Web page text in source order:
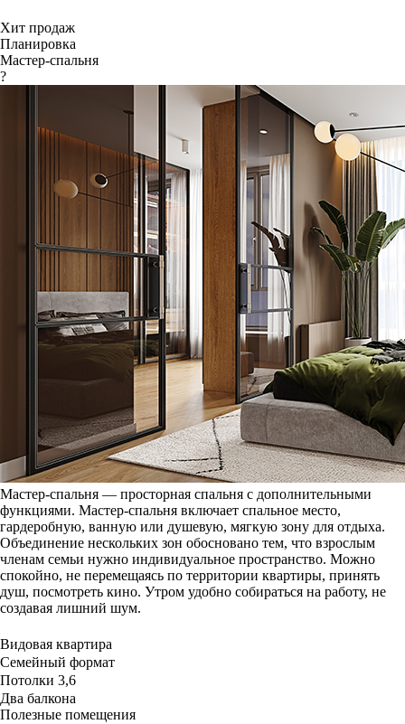
Хит продаж
Планировка
Мастер-спальня
?
Мастер-спальня — просторная спальня с дополнительными
функциями. Мастер-спальня включает спальное место,
гардеробную, ванную или душевую, мягкую зону для отдыха.
Объединение нескольких зон обосновано тем, что взрослым
членам семьи нужно индивидуальное пространство. Можно
спокойно, не перемещаясь по территории квартиры, принять
душ, посмотреть кино. Утром удобно собираться на работу, не
создавая лишний шум.
Видовая квартира
Семейный формат
Потолки 3,6
Два балкона
Полезные помещения